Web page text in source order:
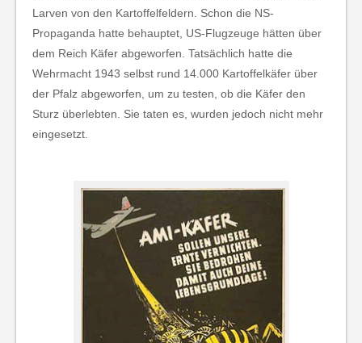
Larven von den Kartoffelfeldern. Schon die NS-
Propaganda hatte behauptet, US-Flugzeuge hätten über
dem Reich Käfer abgeworfen. Tatsächlich hatte die
Wehrmacht 1943 selbst rund 14.000 Kartoffelkäfer über
der Pfalz abgeworfen, um zu testen, ob die Käfer den
Sturz überlebten. Sie taten es, wurden jedoch nicht mehr
eingesetzt.